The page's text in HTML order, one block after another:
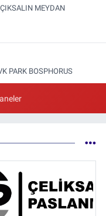
MEYDAN
PARK BOSPHORUS